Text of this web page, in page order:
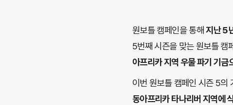
원보틀 캠페인을 통해지난 5
5번째 시즌을 맞는 원보틀 캠
아프리카 지역 우물 파기 기금
이번 원보틀 캠페인 시즌 5의
동아프리카 타나리버 지역에